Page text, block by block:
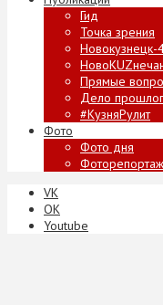
Гид
Точка зрения
Новокузнецк-
Прямые
Дело
#КузняРулит
Фото
Фото дня
VK
ОК
Youtube